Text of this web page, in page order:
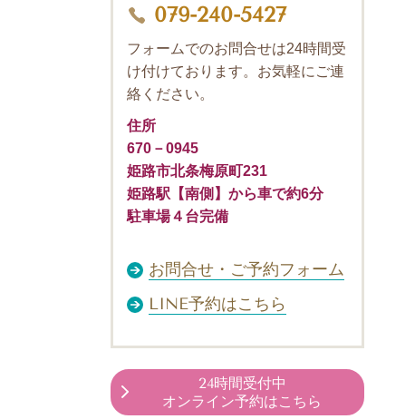
079-240-5427
フォームでのお問合せは24時間受
け付けております。お気軽にご連
絡ください。
住所
670－0945
姫路市北条梅原町231
姫路駅【南側】から車で約6分
駐車場４台完備
お問合せ・ご予約フォーム
LINE予約はこちら
24時間受付中
オンライン予約はこちら